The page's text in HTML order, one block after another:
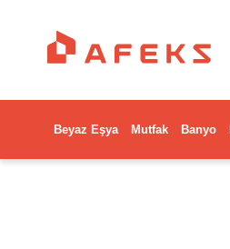
Beyaz Eşya Mutfak Banyo